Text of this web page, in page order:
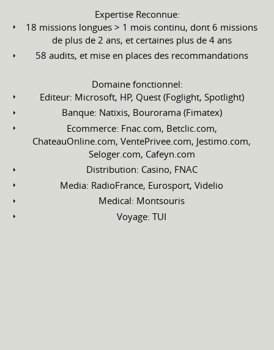
Expertise Reconnue:
18 missions longues > 1 mois continu, dont 6 missions
de plus de 2 ans, et certaines plus de 4 ans
58 audits, et mise en places des recommandations
Domaine fonctionnel:
Editeur: Microsoft, HP, Quest (Foglight, Spotlight)
Banque: Natixis, Bourorama (Fimatex)
Ecommerce: Fnac.com, Betclic.com,
ChateauOnline.com, VentePrivee.com, Jestimo.com,
Seloger.com, Cafeyn.com
Distribution: Casino, FNAC
Media: RadioFrance, Eurosport, Videlio
Medical: Montsouris
Voyage: TUI